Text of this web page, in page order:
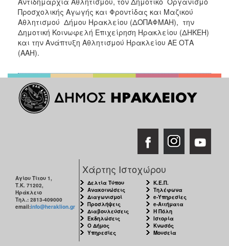
Προσχολικής Αγωγής και Φροντίδας και Μαζικού
Αθλητισμού Δήμου Ηρακλείου (ΔΟΠΑΦΜΑΗ), την
Δημοτική Κοινωφελή Επιχείρηση Ηρακλείου (ΔΗΚΕΗ)
και την Ανάπτυξη Αθλητισμού Ηρακλείου ΑΕ ΟΤΑ
(ΑΑΗ).
Αγίου Τίτου 1,
Τ.Κ. 71202,
Ηράκλειο
Τηλ.: 2813-409000
email:info@heraklion.gr
Χάρτης Ιστοχώρου
Δελτία Τύπου
Ανακοινώσεις
Διαγωνισμοί
Προσλήψεις
Διαβουλεύσεις
Εκδηλώσεις
Ο Δήμος
Υπηρεσίες
Κ.Ε.Π.
Τηλέφωνα
e-Υπηρεσίες
e-Αιτήματα
Η Πόλη
Ιστορία
Κνωσός
Μουσεία